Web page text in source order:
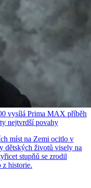
vysílá Prima MAX příběh
nejtvrdší povahy
míst na Zemi ocitlo v
dětských životů visely na
stupňů se zrodil
z historie.